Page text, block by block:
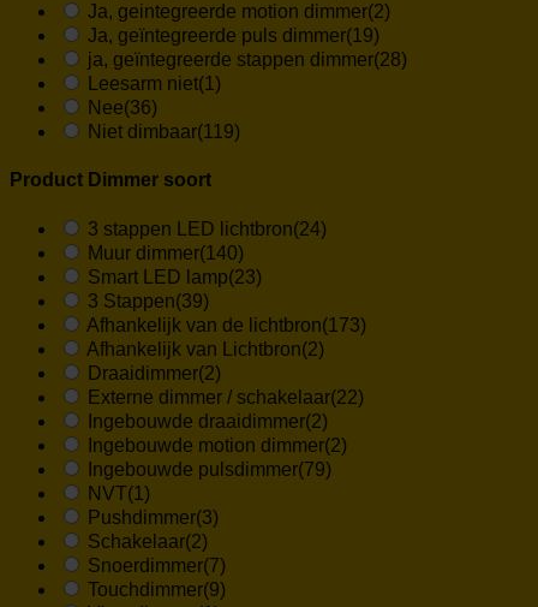
Ja, geintegreerde motion dimmer(2)
Ja, geïntegreerde puls dimmer(19)
ja, geïntegreerde stappen dimmer(28)
Leesarm niet(1)
Nee(36)
Niet dimbaar(119)
Product Dimmer soort
3 stappen LED lichtbron(24)
Muur dimmer(140)
Smart LED lamp(23)
3 Stappen(39)
Afhankelijk van de lichtbron(173)
Afhankelijk van Lichtbron(2)
Draaidimmer(2)
Externe dimmer / schakelaar(22)
Ingebouwde draaidimmer(2)
Ingebouwde motion dimmer(2)
Ingebouwde pulsdimmer(79)
NVT(1)
Pushdimmer(3)
Schakelaar(2)
Snoerdimmer(7)
Touchdimmer(9)